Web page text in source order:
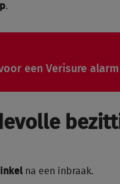
.
een Verisure alarm
na een inbraak.